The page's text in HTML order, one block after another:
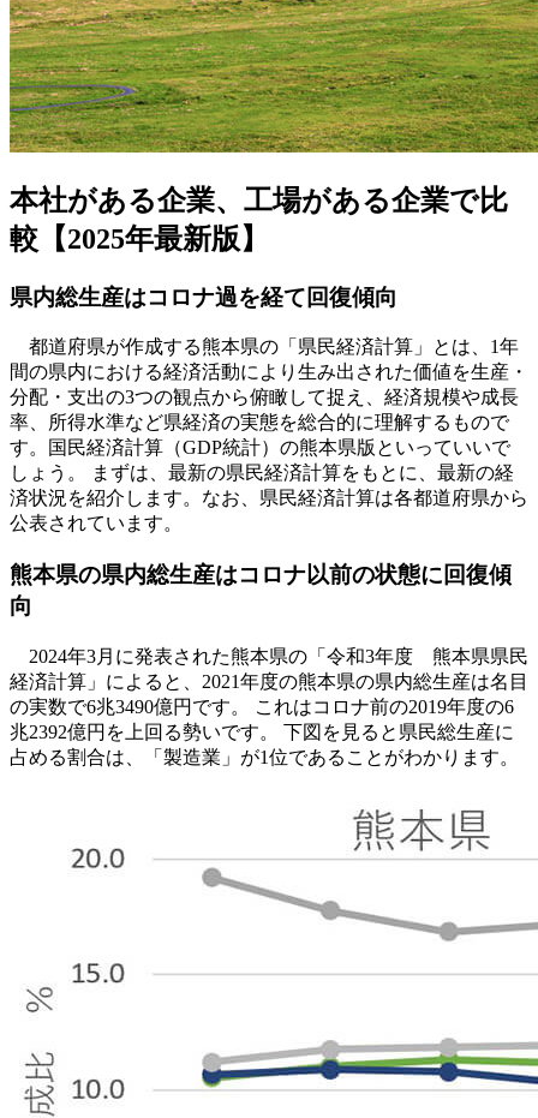
本社がある企業、工場がある企業で比
較【2025年最新版】
県内総生産はコロナ過を経て回復傾向
都道府県が作成する熊本県の「県民経済計算」とは、1年
間の県内における経済活動により生み出された価値を生産・
分配・支出の3つの観点から俯瞰して捉え、経済規模や成長
率、所得水準など県経済の実態を総合的に理解するもので
す。国民経済計算（GDP統計）の熊本県版といっていいで
しょう。 まずは、最新の県民経済計算をもとに、最新の経
済状況を紹介します。なお、県民経済計算は各都道府県から
公表されています。
熊本県の県内総生産はコロナ以前の状態に回復傾
向
2024年3月に発表された熊本県の「令和3年度 熊本県県民
経済計算」によると、2021年度の熊本県の県内総生産は名目
の実数で6兆3490億円です。 これはコロナ前の2019年度の6
兆2392億円を上回る勢いです。 下図を見ると県民総生産に
占める割合は、「製造業」が1位であることがわかります。